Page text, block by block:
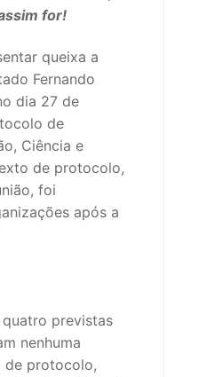
for!
queixa a
Fernando
dia 27 de
de
Ciência e
de protocolo,
foi
após a
previstas
nenhuma
de protocolo,